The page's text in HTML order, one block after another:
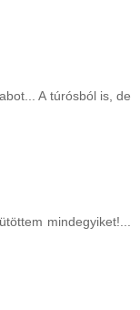
A túrósból is, de
mindegyiket!...